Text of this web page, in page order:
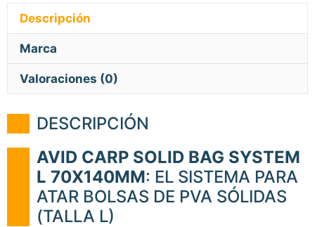
Descripción
Marca
Valoraciones (0)
DESCRIPCIÓN
AVID CARP SOLID BAG SYSTEM
L 70X140MM: EL SISTEMA PARA
ATAR BOLSAS DE PVA SÓLIDAS
(TALLA L)